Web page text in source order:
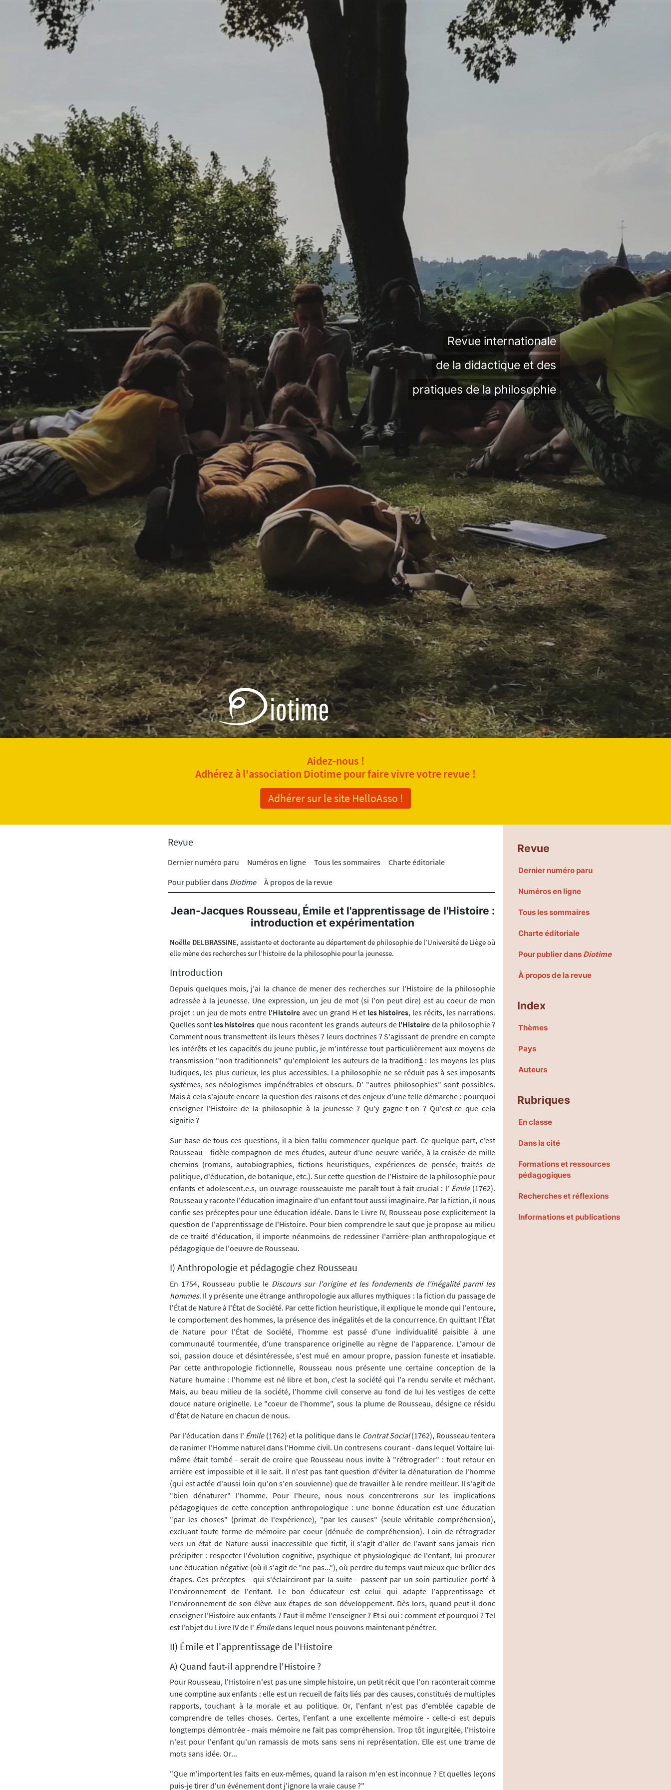
Revue internationale
de la didactique et des
pratiques de la philosophie
Aidez-nous !
Adhérez à l'association Diotime pour faire vivre votre revue !
Adhérer sur le site HelloAsso !
Revue
Dernier numéro paru Numéros en ligne Tous les sommaires
Charte éditoriale
Pour publier dans Diotime À propos de la revue
Jean-Jacques Rousseau, Émile et l'apprentissage de l'Histoire :
introduction et expérimentation
Noëlle DELBRASSINE, assistante et doctorante au département de philosophie de l’Université de Liège où
elle mène des recherches sur l’histoire de la philosophie pour la jeunesse.
Introduction
Depuis quelques mois, j'ai la chance de mener des recherches sur l'Histoire de la philosophie
adressée à la jeunesse. Une expression, un jeu de mot (si l'on peut dire) est au coeur de mon
projet : un jeu de mots entre l'Histoire avec un grand H etles histoires, les récits, les narrations.
Quelles sont les histoires que nous racontent les grands auteurs de l'Histoire de la philosophie ?
Comment nous transmettent-ils leurs thèses ? leurs doctrines ? S'agissant de prendre en compte
les intérêts et les capacités du jeune public, je m'intéresse tout particulièrement aux moyens de
transmission "non traditionnels" qu'emploient les auteurs de la tradition1 : les moyens les plus
ludiques, les plus curieux, les plus accessibles. La philosophie ne se réduit pas à ses imposants
systèmes, ses néologismes impénétrables et obscurs. D' "autres philosophies" sont possibles.
Mais à cela s'ajoute encore la question des raisons et des enjeux d'une telle démarche : pourquoi
enseigner l'Histoire de la philosophie à la jeunesse ? Qu'y gagne-t-on ? Qu'est-ce que cela
signifie ?
Sur base de tous ces questions, il a bien fallu commencer quelque part. Ce quelque part, c'est
Rousseau - fidèle compagnon de mes études, auteur d'une oeuvre variée, à la croisée de mille
chemins (romans, autobiographies, fictions heuristiques, expériences de pensée, traités de
politique, d'éducation, de botanique, etc.). Sur cette question de l'Histoire de la philosophie pour
enfants et adolescent.e.s, un ouvrage rousseauiste me paraît tout à fait crucial : l' Émile(1762).
Rousseau y raconte l'éducation imaginaire d'un enfant tout aussi imaginaire. Par la fiction, il nous
confie ses préceptes pour une éducation idéale. Dans le Livre IV, Rousseau pose explicitement la
question de l'apprentissage de l'Histoire. Pour bien comprendre le saut que je propose au milieu
de ce traité d'éducation, il importe néanmoins de redessiner l'arrière-plan anthropologique et
pédagogique de l'oeuvre de Rousseau.
I) Anthropologie et pédagogie chez Rousseau
En 1754, Rousseau publie le Discours sur l'origine et les fondements de l'inégalité parmi les
hommes. Il y présente une étrange anthropologie aux allures mythiques : la fiction du passage de
l'État de Nature à l'État de Société. Par cette fiction heuristique, il explique le monde qui l'entoure,
le comportement des hommes, la présence des inégalités et de la concurrence. En quittant l'État
de Nature pour l'État de Société, l'homme est passé d'une individualité paisible à une
communauté tourmentée, d'une transparence originelle au règne de l'apparence. L'amour de
soi, passion douce et désintéressée, s'est mué en amour propre, passion funeste et insatiable.
Par cette anthropologie fictionnelle, Rousseau nous présente une certaine conception de la
Nature humaine : l'homme est né libre et bon, c'est la société qui l'a rendu servile et méchant.
Mais, au beau milieu de la société, l'homme civil conserve au fond de lui les vestiges de cette
douce nature originelle. Le "coeur de l'homme", sous la plume de Rousseau, désigne ce résidu
d'État de Nature en chacun de nous.
Par l'éducation dans l' Émile(1762) et la politique dans le Contrat Social(1762), Rousseau tentera
de ranimer l'Homme naturel dans l'Homme civil. Un contresens courant - dans lequel Voltaire lui-
même était tombé - serait de croire que Rousseau nous invite à "rétrograder" : tout retour en
arrière est impossible et il le sait. Il n'est pas tant question d'éviter la dénaturation de l'homme
(qui est actée d'aussi loin qu'on s'en souvienne) que de travailler à le rendre meilleur. Il s'agit de
"bien dénaturer" l'homme. Pour l'heure, nous nous concentrerons sur les implications
pédagogiques de cette conception anthropologique : une bonne éducation est une éducation
"par les choses" (primat de l'expérience), "par les causes" (seule véritable compréhension),
excluant toute forme de mémoire par coeur (dénuée de compréhension). Loin de rétrograder
vers un état de Nature aussi inaccessible que fictif, il s'agit d'aller de l'avant sans jamais rien
précipiter : respecter l'évolution cognitive, psychique et physiologique de l'enfant, lui procurer
une éducation négative (où il s'agit de "ne pas..."), où perdre du temps vaut mieux que brûler des
étapes. Ces préceptes - qui s'éclairciront par la suite - passent par un soin particulier porté à
l'environnement de l'enfant. Le bon éducateur est celui qui adapte l'apprentissage et
l'environnement de son élève aux étapes de son développement. Dès lors, quand peut-il donc
enseigner l'Histoire aux enfants ? Faut-il même l'enseigner ? Et si oui : comment et pourquoi ? Tel
est l'objet du Livre IV de l' Émiledans lequel nous pouvons maintenant pénétrer.
II) Émile et l'apprentissage de l'Histoire
A) Quand faut-il apprendre l'Histoire ?
Pour Rousseau, l'Histoire n'est pas une simple histoire, un petit récit que l'on raconterait comme
une comptine aux enfants : elle est un recueil de faits liés par des causes, constitués de multiples
rapports, touchant à la morale et au politique. Or, l'enfant n'est pas d'emblée capable de
comprendre de telles choses. Certes, l'enfant a une excellente mémoire - celle-ci est depuis
longtemps démontrée - mais mémoire ne fait pas compréhension. Trop tôt ingurgitée, l'Histoire
n'est pour l'enfant qu'un ramassis de mots sans sens ni représentation. Elle est une trame de
mots sans idée. Or...
"Que m'importent les faits en eux-mêmes, quand la raison m'en est inconnue ? Et quelles leçons
puis-je tirer d'un événement dont j'ignore la vraie cause ?"
Revue
Dernier numéro paru
Numéros en ligne
Tous les sommaires
Charte éditoriale
Pour publier dans Diotime
À propos de la revue
Index
Thèmes
Pays
Auteurs
Rubriques
En classe
Dans la cité
Formations et ressources
pédagogiques
Recherches et réflexions
Informations et publications